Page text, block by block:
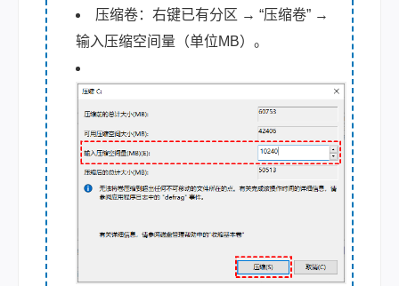
压缩卷：右键已有分区 → “压缩卷” →
输入压缩空间量（单位MB）。